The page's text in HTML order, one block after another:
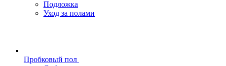
Подложка
Уход за полами
Пробковый пол